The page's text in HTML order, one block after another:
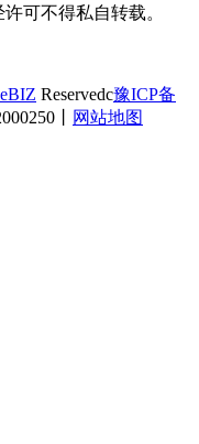
可不得私自转载。
Reservedc豫ICP备
网站地图